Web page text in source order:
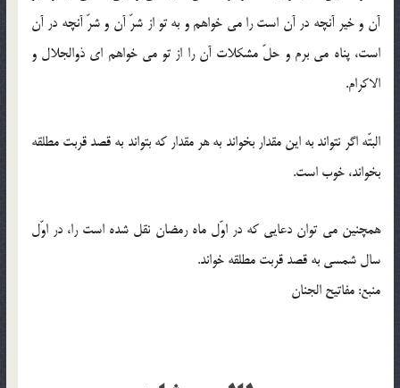
آن و خیر آنچه در آن است را می خواهم و به تو از شرّ آن و شرّ آنچه در آن
است، پناه می برم و حلّ مشکلات آن را از تو می خواهم ای ذوالجلال و
الاکرام.
البتّه اگر نتواند به این مقدار بخواند به هر مقدار که بتواند به قصد قربت مطلقه
بخواند، خوب است.
همچنین می توان دعایی که در اوّل ماه رمضان نقل شده است را، در اوّل
سال شمسی به قصد قربت مطلقه خواند.
منبع: مفاتیح الجنان